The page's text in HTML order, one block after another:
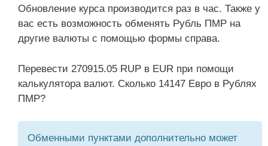
Обновление курса производится раз в час. Также у
вас есть возможность обменять Рубль ПМР на
другие валюты с помощью формы справа.
Перевести 270915.05 RUP в EUR при помощи
калькулятора валют. Сколько 14147 Евро в Рублях
ПМР?
Обменными пунктами дополнительно может